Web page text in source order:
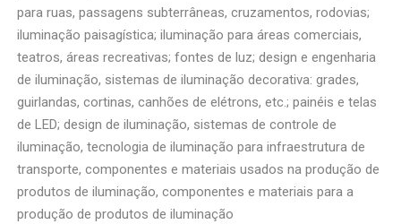
para ruas, passagens subterrâneas, cruzamentos, rodovias;
iluminação paisagística; iluminação para áreas comerciais,
teatros, áreas recreativas; fontes de luz; design e engenharia
de iluminação, sistemas de iluminação decorativa: grades,
guirlandas, cortinas, canhões de elétrons, etc.; painéis e telas
de LED; design de iluminação, sistemas de controle de
iluminação, tecnologia de iluminação para infraestrutura de
transporte, componentes e materiais usados na produção de
produtos de iluminação, componentes e materiais para a
produção de produtos de iluminação